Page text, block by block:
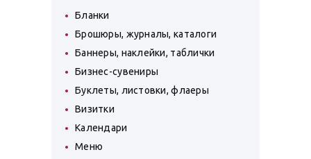
Бланки
Брошюры, журналы, каталоги
Баннеры, наклейки, таблички
Бизнес-сувениры
Буклеты, листовки, флаеры
Визитки
Календари
Меню